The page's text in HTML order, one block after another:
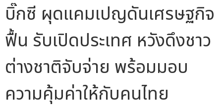
บิ๊กซี ผุดแคมเปญดันเศรษฐกิจ
ฟื้น รับเปิดประเทศ หวังดึงชาว
ต่างชาติจับจ่าย พร้อมมอบ
ความคุ้มค่าให้กับคนไทย